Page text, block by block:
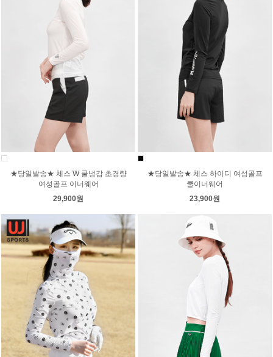
★당일발송★ 체스 W 쿨냉감 초경량
여성골프 이너웨어
29,900원
★당일발송★ 체스 하이디 여성골프
쿨이너웨어
23,900원